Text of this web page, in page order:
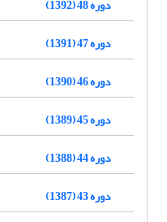
دوره 48 (1392)
دوره 47 (1391)
دوره 46 (1390)
دوره 45 (1389)
دوره 44 (1388)
دوره 43 (1387)